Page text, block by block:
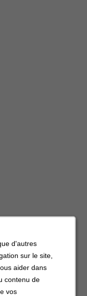
d'autres
sur le site,
aider dans
contenu de
vos